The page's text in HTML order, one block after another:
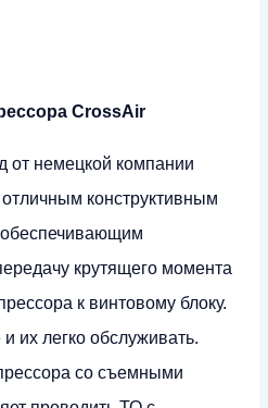
CrossAir
от немецкой компании
конструктивным
крутящего момента
к винтовому блоку.
их легко обслуживать.
со съемными